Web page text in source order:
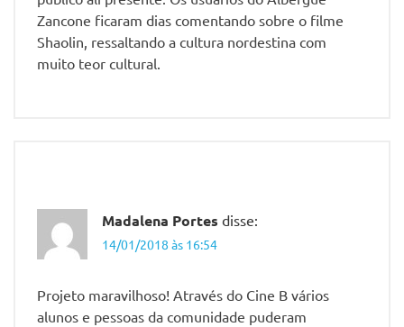
Sertão
Vila
Leopoldina
Zancone ficaram dias comentando sobre o filme
Shaolin, ressaltando a cultura nordestina com
muito teor cultural.
Madalena Portes disse:
14/01/2018 às 16:54
Projeto maravilhoso! Através do Cine B vários
alunos e pessoas da comunidade puderam